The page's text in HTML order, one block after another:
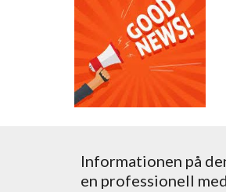
Informationen på
en professionell